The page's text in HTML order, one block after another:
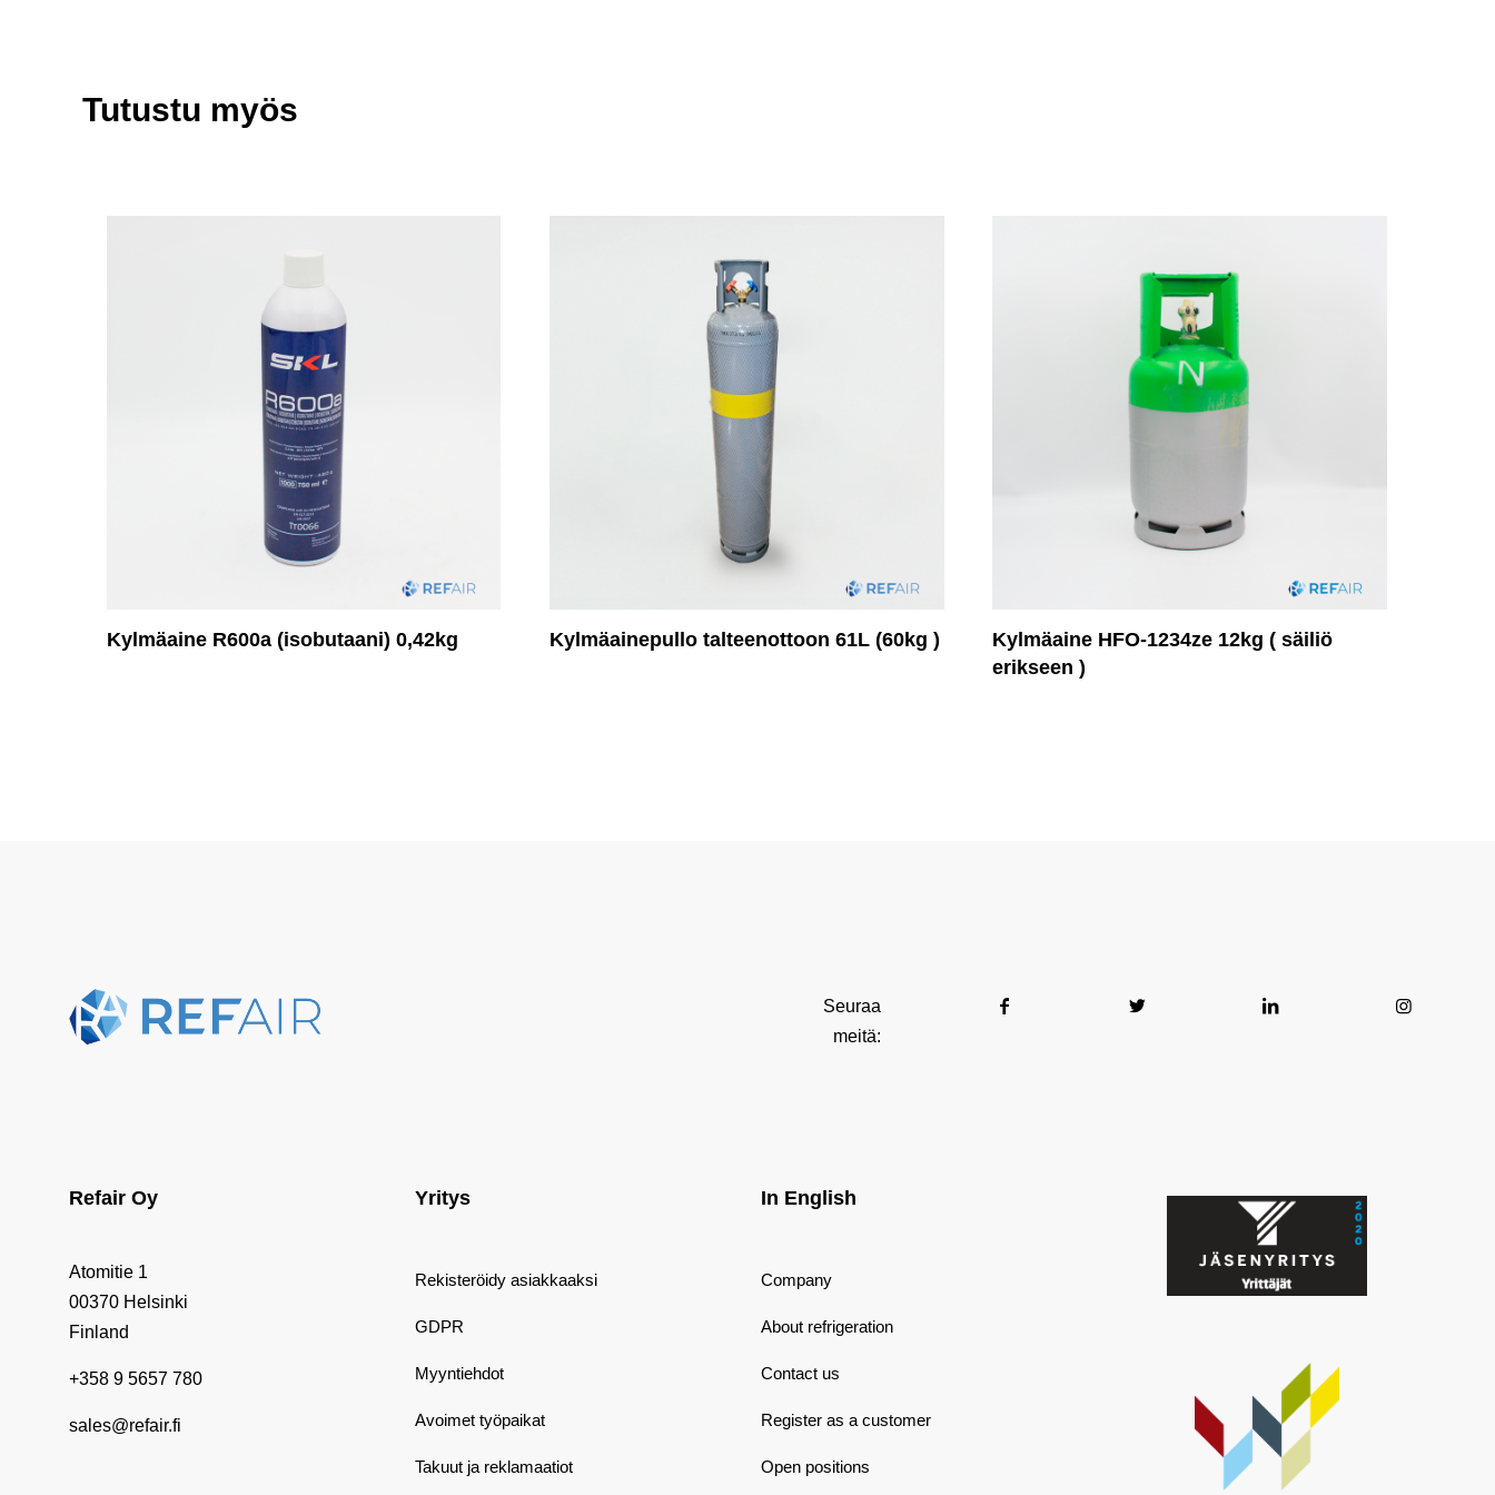
Tutustu myös
Kylmäaine R600a (isobutaani) 0,42kg Kylmäainepullo talteenottoon 61L (60kg )
Kylmäaine HFO-1234ze 12kg ( säiliö
erikseen )
Seuraa
meitä:
Refair Oy
Atomitie 1
00370 Helsinki
Finland
+358 9 5657 780
sales@refair.fi
Yritys
Rekisteröidy asiakkaaksi
GDPR
Myyntiehdot
Avoimet työpaikat
Takuut ja reklamaatiot
In English
Company
About refrigeration
Contact us
Register as a customer
Open positions